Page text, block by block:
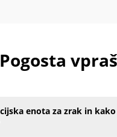
Pogosta
enota za zrak in